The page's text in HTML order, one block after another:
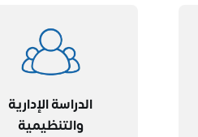
الدراسة الإدارية
والتنظيمية